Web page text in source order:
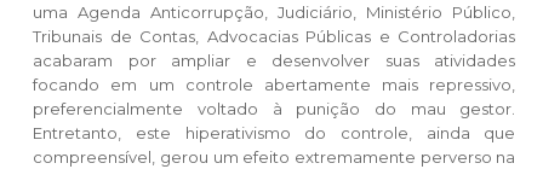
uma Agenda Anticorrupção, Judiciário, Ministério Público,
Tribunais de Contas, Advocacias Públicas e Controladorias
acabaram por ampliar e desenvolver suas atividades
focando em um controle abertamente mais repressivo,
preferencialmente voltado à punição do mau gestor.
Entretanto, este hiperativismo do controle, ainda que
compreensível, gerou um efeito extremamente perverso na